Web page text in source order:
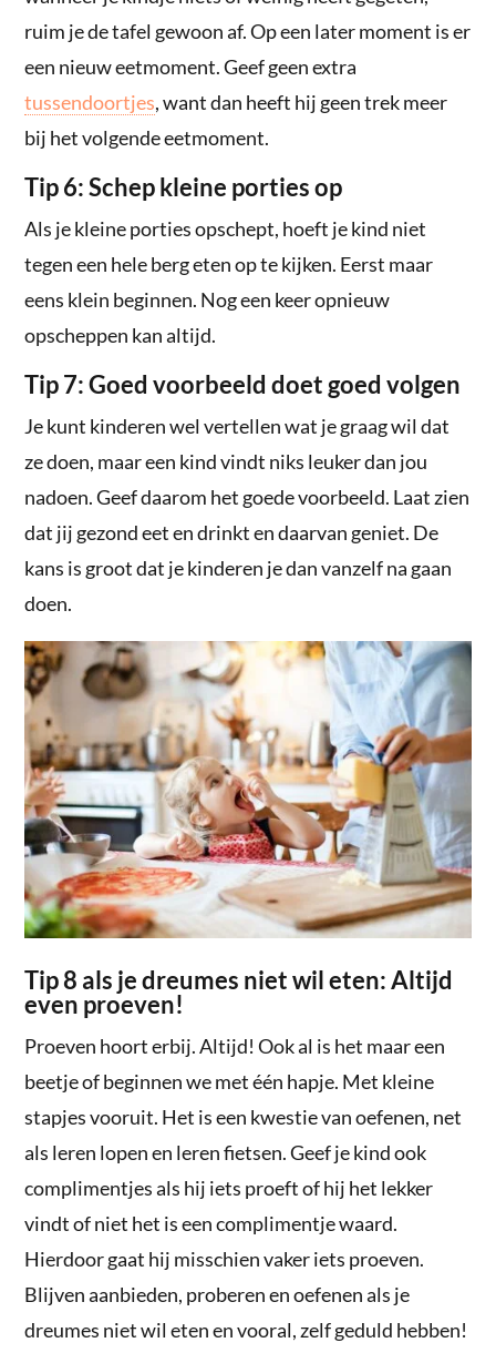
ruim je de tafel gewoon af. Op een later moment is er
een nieuw eetmoment. Geef geen extra
tussendoortjes, want dan heeft hij geen trek meer
bij het volgende eetmoment.
Tip 6: Schep kleine porties op
Als je kleine porties opschept, hoeft je kind niet
tegen een hele berg eten op te kijken. Eerst maar
eens klein beginnen. Nog een keer opnieuw
opscheppen kan altijd.
Tip 7: Goed voorbeeld doet goed volgen
Je kunt kinderen wel vertellen wat je graag wil dat
ze doen, maar een kind vindt niks leuker dan jou
nadoen. Geef daarom het goede voorbeeld. Laat zien
dat jij gezond eet en drinkt en daarvan geniet. De
kans is groot dat je kinderen je dan vanzelf na gaan
doen.
Tip 8 als je dreumes niet wil eten: Altijd
even proeven!
Proeven hoort erbij. Altijd! Ook al is het maar een
beetje of beginnen we met één hapje. Met kleine
stapjes vooruit. Het is een kwestie van oefenen, net
als leren lopen en leren fietsen. Geef je kind ook
complimentjes als hij iets proeft of hij het lekker
vindt of niet het is een complimentje waard.
Hierdoor gaat hij misschien vaker iets proeven.
Blijven aanbieden, proberen en oefenen als je
dreumes niet wil eten en vooral, zelf geduld hebben!